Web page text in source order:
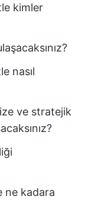
kimler
nasıl
ve stratejik
ne kadara